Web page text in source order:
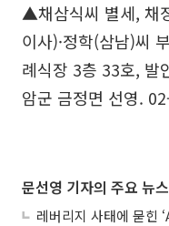
▲채삼식씨 별세, 채
이사)·정학(삼남)씨
례식장 3층 33호, 발
암군 금정면 선영.
문선영 기자의 주요 뉴스
레버리지 사태에 묻힌